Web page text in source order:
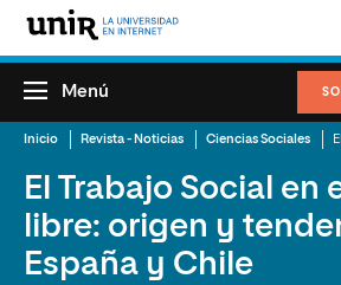
Menú
Inicio Revista - Noticias Ciencias Sociales
El Trabajo Social en
libre: origen y
España y Chile